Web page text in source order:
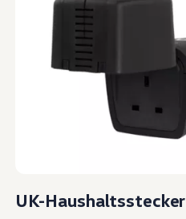
UK-Haushaltsstecker